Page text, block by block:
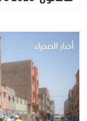
أخبار الصحراء